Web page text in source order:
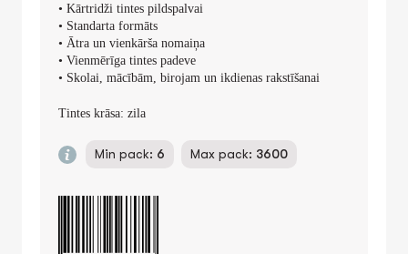
• Kārtridži tintes pildspalvai
• Standarta formāts
• Ātra un vienkārša nomaiņa
• Vienmērīga tintes padeve
• Skolai, mācībām, birojam un ikdienas rakstīšanai
Tintes krāsa: zila
Min pack: 6 Max pack: 3600